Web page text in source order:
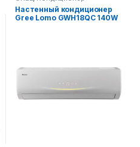
Настенный кондиционер
Gree Lomo GWH18QC 140W